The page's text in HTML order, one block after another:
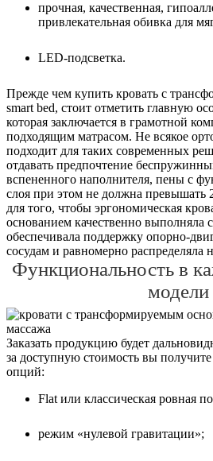
прочная, качественная,
привлекательная обивка для
LED-подсветка.
Прежде чем купить кровать с
smart bed, стоит отметить главную
которая заключается в грамотной
подходящим матрасом. Не всякое
подходит для таких современных
отдавать предпочтение
вспененного наполнителя, пены с
слоя при этом не должна превышать
для того, чтобы эргономическая
основанием качественно выполняла
обеспечивала поддержку опорно-
сосудам и равномерно распределяла
Функциональность в
модели
Заказать продукцию будет
за доступную стоимость вы
опций:
Flat или классическая ровная
режим «нулевой гравитации»;